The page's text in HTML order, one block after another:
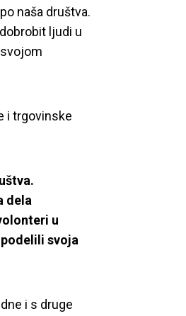
naša društva.
ljudi u
i trgovinske
dela
u
svoja
i s druge